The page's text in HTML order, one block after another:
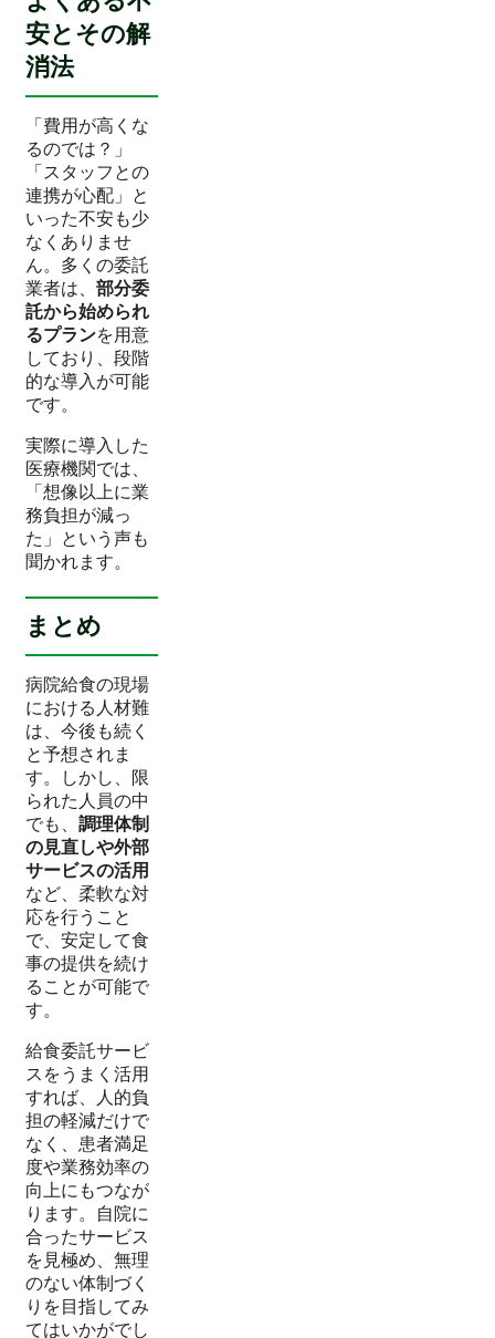
安とその解
消法
「費用が高くな
るのでは？」
「スタッフとの
連携が心配」と
いった不安も少
なくありませ
ん。多くの委託
業者は、 部分委
託から始められ
るプランを用意
しており、段階
的な導入が可能
です。
実際に導入した
医療機関では、
「想像以上に業
務負担が減っ
た」という声も
聞かれます。
まとめ
病院給食の現場
における人材難
は、今後も続く
と予想されま
す。しかし、限
られた人員の中
でも、 調理体制
の見直しや外部
サービスの活用
など、柔軟な対
応を行うこと
で、安定して食
事の提供を続け
ることが可能で
す。
給食委託サービ
スをうまく活用
すれば、人的負
担の軽減だけで
なく、患者満足
度や業務効率の
向上にもつなが
ります。自院に
合ったサービス
を見極め、無理
のない体制づく
りを目指してみ
てはいかがでし